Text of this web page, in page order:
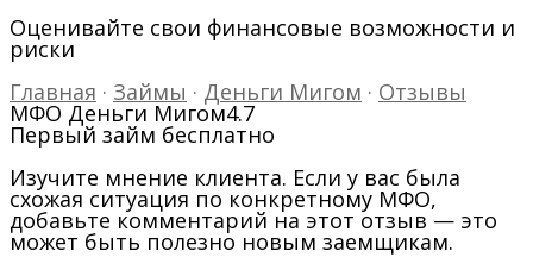
Оценивайте свои финансовые возможности и
риски
Главная · Займы · Деньги Мигом · Отзывы
МФО Деньги Мигом4.7
Первый займ бесплатно
Изучите мнение клиента. Если у вас была
схожая ситуация по конкретному МФО,
добавьте комментарий на этот отзыв — это
может быть полезно новым заемщикам.